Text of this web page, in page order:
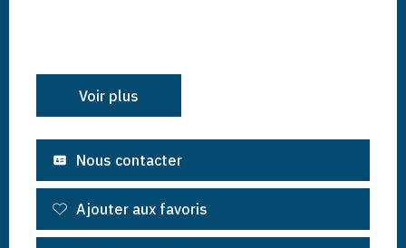
Voir plus
Nous contacter
Ajouter aux favoris